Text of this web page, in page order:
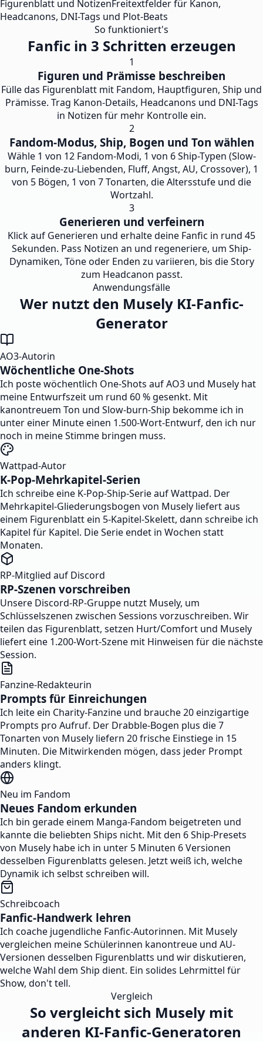
Figurenblatt und NotizenFreitextfelder für Kanon,
Headcanons, DNI-Tags und Plot-Beats
So funktioniert's
Fanfic in 3 Schritten erzeugen
1
Figuren und Prämisse beschreiben
Fülle das Figurenblatt mit Fandom, Hauptfiguren, Ship und
Prämisse. Trag Kanon-Details, Headcanons und DNI-Tags
in Notizen für mehr Kontrolle ein.
2
Fandom-Modus, Ship, Bogen und Ton wählen
Wähle 1 von 12 Fandom-Modi, 1 von 6 Ship-Typen (Slow-
burn, Feinde-zu-Liebenden, Fluff, Angst, AU, Crossover), 1
von 5 Bögen, 1 von 7 Tonarten, die Altersstufe und die
Wortzahl.
3
Generieren und verfeinern
Klick auf Generieren und erhalte deine Fanfic in rund 45
Sekunden. Pass Notizen an und regeneriere, um Ship-
Dynamiken, Töne oder Enden zu variieren, bis die Story
zum Headcanon passt.
Anwendungsfälle
Wer nutzt den Musely KI-Fanfic-
Generator
AO3-Autorin
Wöchentliche One-Shots
Ich poste wöchentlich One-Shots auf AO3 und Musely hat
meine Entwurfszeit um rund 60 % gesenkt. Mit
kanontreuem Ton und Slow-burn-Ship bekomme ich in
unter einer Minute einen 1.500-Wort-Entwurf, den ich nur
noch in meine Stimme bringen muss.
Wattpad-Autor
K-Pop-Mehrkapitel-Serien
Ich schreibe eine K-Pop-Ship-Serie auf Wattpad. Der
Mehrkapitel-Gliederungsbogen von Musely liefert aus
einem Figurenblatt ein 5-Kapitel-Skelett, dann schreibe ich
Kapitel für Kapitel. Die Serie endet in Wochen statt
Monaten.
RP-Mitglied auf Discord
RP-Szenen vorschreiben
Unsere Discord-RP-Gruppe nutzt Musely, um
Schlüsselszenen zwischen Sessions vorzuschreiben. Wir
teilen das Figurenblatt, setzen Hurt/Comfort und Musely
liefert eine 1.200-Wort-Szene mit Hinweisen für die nächste
Session.
Fanzine-Redakteurin
Prompts für Einreichungen
Ich leite ein Charity-Fanzine und brauche 20 einzigartige
Prompts pro Aufruf. Der Drabble-Bogen plus die 7
Tonarten von Musely liefern 20 frische Einstiege in 15
Minuten. Die Mitwirkenden mögen, dass jeder Prompt
anders klingt.
Neu im Fandom
Neues Fandom erkunden
Ich bin gerade einem Manga-Fandom beigetreten und
kannte die beliebten Ships nicht. Mit den 6 Ship-Presets
von Musely habe ich in unter 5 Minuten 6 Versionen
desselben Figurenblatts gelesen. Jetzt weiß ich, welche
Dynamik ich selbst schreiben will.
Schreibcoach
Fanfic-Handwerk lehren
Ich coache jugendliche Fanfic-Autorinnen. Mit Musely
vergleichen meine Schülerinnen kanontreue und AU-
Versionen desselben Figurenblatts und wir diskutieren,
welche Wahl dem Ship dient. Ein solides Lehrmittel für
Show, don't tell.
Vergleich
So vergleicht sich Musely mit
anderen KI-Fanfic-Generatoren